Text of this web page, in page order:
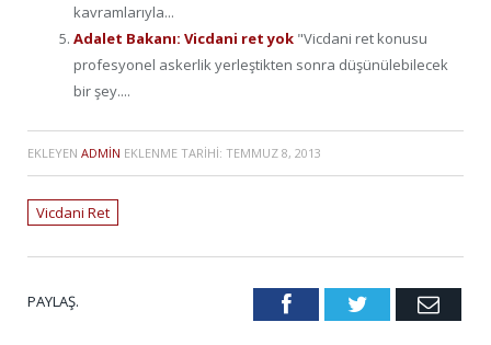
kavramlarıyla...
Adalet Bakanı: Vicdani ret yok "Vicdani ret konusu
profesyonel askerlik yerleştikten sonra düşünülebilecek
bir şey....
EKLEYEN ADMIN EKLENME TARIHI: TEMMUZ 8, 2013
Vicdani Ret
PAYLAŞ. FacebookTwitter Email